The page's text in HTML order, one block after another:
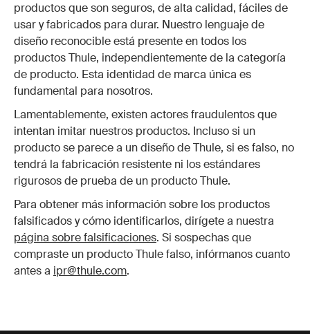
productos que son seguros, de alta calidad, fáciles de
usar y fabricados para durar. Nuestro lenguaje de
diseño reconocible está presente en todos los
productos Thule, independientemente de la categoría
de producto. Esta identidad de marca única es
fundamental para nosotros.
Lamentablemente, existen actores fraudulentos que
intentan imitar nuestros productos. Incluso si un
producto se parece a un diseño de Thule, si es falso, no
tendrá la fabricación resistente ni los estándares
rigurosos de prueba de un producto Thule.
Para obtener más información sobre los productos
falsificados y cómo identificarlos, dirígete a nuestra
página sobre falsificaciones. Si sospechas que
compraste un producto Thule falso, infórmanos cuanto
antes a ipr@thule.com.